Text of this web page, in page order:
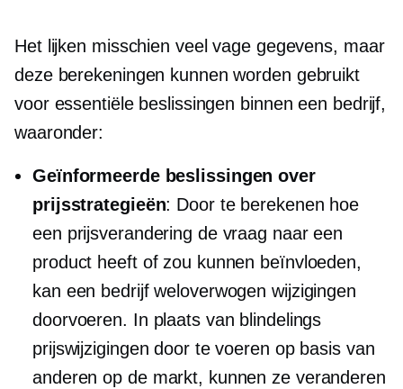
Het lijken misschien veel vage gegevens, maar
deze berekeningen kunnen worden gebruikt
voor essentiële beslissingen binnen een bedrijf,
waaronder:
Geïnformeerde beslissingen over
prijsstrategieën: Door te berekenen hoe
een prijsverandering de vraag naar een
product heeft of zou kunnen beïnvloeden,
kan een bedrijf weloverwogen wijzigingen
doorvoeren. In plaats van blindelings
prijswijzigingen door te voeren op basis van
anderen op de markt, kunnen ze veranderen